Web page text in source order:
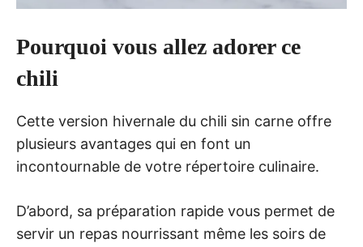
Pourquoi vous allez adorer ce
chili
Cette version hivernale du chili sin carne offre
plusieurs avantages qui en font un
incontournable de votre répertoire culinaire.
D’abord, sa préparation rapide vous permet de
servir un repas nourrissant même les soirs de